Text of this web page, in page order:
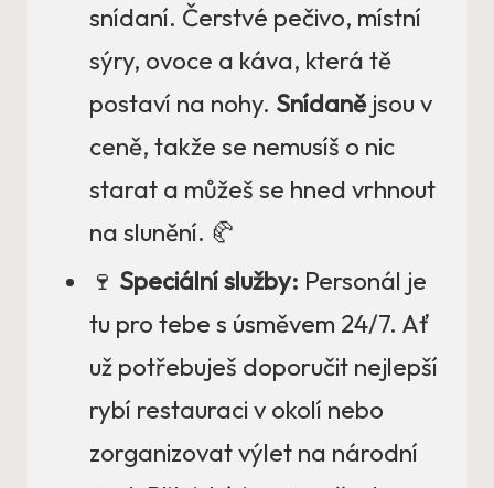
snídaní. Čerstvé pečivo, místní
sýry, ovoce a káva, která tě
postaví na nohy. Snídanějsou v
ceně, takže se nemusíš o nic
starat a můžeš se hned vrhnout
na slunění. 🥐
🍷 Speciální služby: Personál je
tu pro tebe s úsměvem 24/7. Ať
už potřebuješ doporučit nejlepší
rybí restauraci v okolí nebo
zorganizovat výlet na národní